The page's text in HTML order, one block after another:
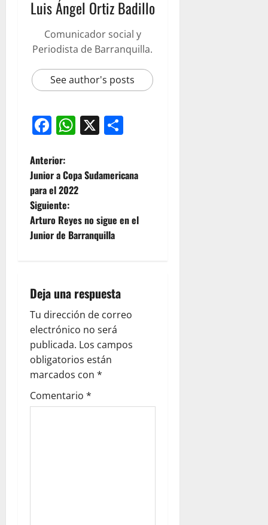
Luis Ángel Ortiz Badillo
Comunicador social y
Periodista de Barranquilla.
See author's posts
Facebook
WhatsApp
X
Anterior:
Junior a Copa Sudamericana
para el 2022
Siguiente:
Arturo Reyes no sigue en el
Junior de Barranquilla
Deja una respuesta
Tu dirección de correo
electrónico no será
publicada. Los campos
obligatorios están
marcados con *
Comentario *